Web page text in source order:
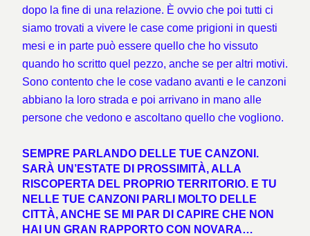
dopo la fine di una relazione. È ovvio che poi tutti ci
siamo trovati a vivere le case come prigioni in questi
mesi e in parte può essere quello che ho vissuto
quando ho scritto quel pezzo, anche se per altri motivi.
Sono contento che le cose vadano avanti e le canzoni
abbiano la loro strada e poi arrivano in mano alle
persone che vedono e ascoltano quello che vogliono.
SEMPRE PARLANDO DELLE TUE CANZONI.
SARÀ UN’ESTATE DI PROSSIMITÀ, ALLA
RISCOPERTA DEL PROPRIO TERRITORIO. E TU
NELLE TUE CANZONI PARLI MOLTO DELLE
CITTÀ, ANCHE SE MI PAR DI CAPIRE CHE NON
HAI UN GRAN RAPPORTO CON NOVARA…